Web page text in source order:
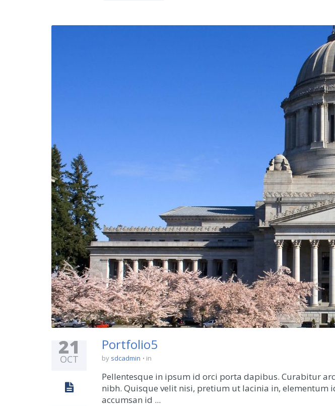
21
OCT
Portfolio5
by sdcadmin in
Pellentesque in ipsum id orci porta dapibus. Curabitur
nibh. Quisque velit nisi, pretium ut lacinia in,
accumsan id ...